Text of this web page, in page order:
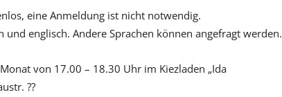
eine Anmeldung ist nicht notwendig.
und englisch. Andere Sprachen können angefragt werden.
von 17.00 – 18.30 Uhr im Kiezladen „Ida
??